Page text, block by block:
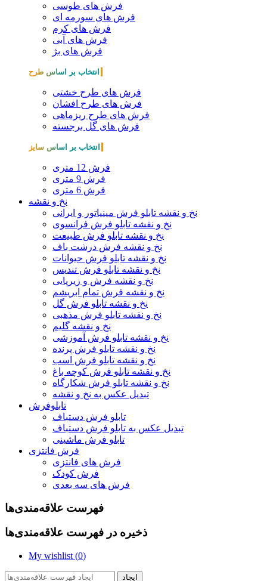
فرش های طوسی
فرش های سورمه ای
فرش های کرم
فرش های آبی
فرش های بژ
انتخاب بر اساس طرح
فرش های طرح خشتی
فرش های طرح افشان
فرش های طرح ریزماهی
فرش های گل برجسته
انتخاب بر اساس سایز
فرش 12 متری
فرش 9 متری
فرش 6 متری
نخ و نقشه
نخ و نقشه تابلو فرش مینیاتور و ایرانی
نخ و نقشه تابلو فرش فرانسوی
نخ و نقشه تابلو فرش طبیعت
نخ و نقشه فرش درشت باف
نخ و نقشه تابلو فرش حیوانات
نخ و نقشه تابلو فرش تندیس
نخ و نقشه فرش و زیرپایی
نخ و نقشه فرش تمام ابریشم
نخ و نقشه تابلو فرش گل
نخ و نقشه تابلو فرش مذهبی
نخ و نقشه گلیم
نخ و نقشه تابلو فرش آموزشی
نخ و نقشه تابلو فرش پرنده
نخ و نقشه تابلو فرش اسب
نخ و نقشه تابلو فرش کوچه باغ
نخ و نقشه تابلو فرش شکارگاه
تبدیل عکس به نخ و نقشه
تابلوفرش
تابلو فرش دستباف
تبدیل عکس به تابلو فرش دستباف
تابلو فرش ماشینی
فرش فانتزی
فرش های فانتزی
فرش کودک
فرش های سه بعدی
فهرست علاقه‌مندی‌ها
ذخیره در فهرست علاقه‌مندی‌ها
My wishlist (0)
ایجاد